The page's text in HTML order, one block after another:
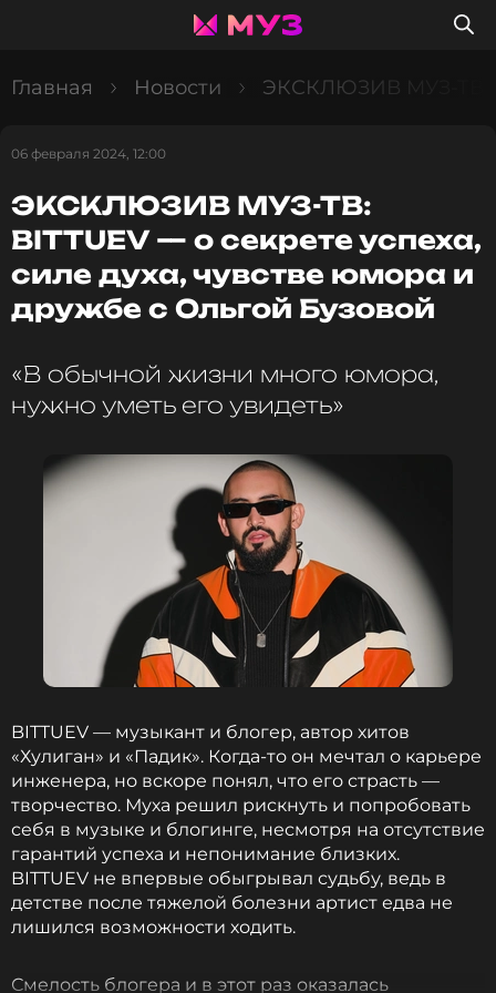
Главная Новости ЭКСКЛЮЗИВ МУЗ-ТВ:
06 февраля 2024, 12:00
ЭКСКЛЮЗИВ МУЗ-ТВ:
BITTUEV — о секрете успеха,
силе духа, чувстве юмора и
дружбе с Ольгой Бузовой
«В обычной жизни много юмора,
нужно уметь его увидеть»
BITTUEV — музыкант и блогер, автор хитов
«Хулиган» и «Падик». Когда-то он мечтал о карьере
инженера, но вскоре понял, что его страсть —
творчество. Муха решил рискнуть и попробовать
себя в музыке и блогинге, несмотря на отсутствие
гарантий успеха и непонимание близких.
BITTUEV не впервые обыгрывал судьбу, ведь в
детстве после тяжелой болезни артист едва не
лишился возможности ходить.
Смелость блогера и в этот раз оказалась